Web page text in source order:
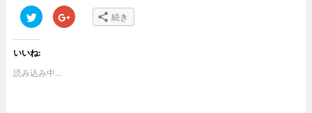
ク
リ
ク
て
w
ク
リ 続き
いいね:
読み込み中...